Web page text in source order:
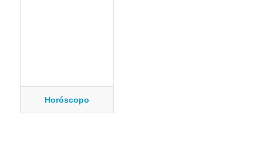
Horóscopo